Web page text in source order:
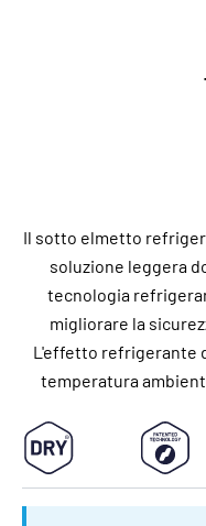
Il sotto elmetto
soluzione leggera
tecnologia
migliorare la
L'effetto refrigerante
temperatura